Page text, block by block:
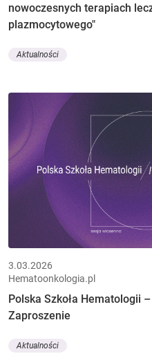
nowoczesnych terapiach
plazmocytowego"
Aktualności
3.03.2026
Hematoonkologia.pl
Polska Szkoła Hematologii
Zaproszenie
Aktualności